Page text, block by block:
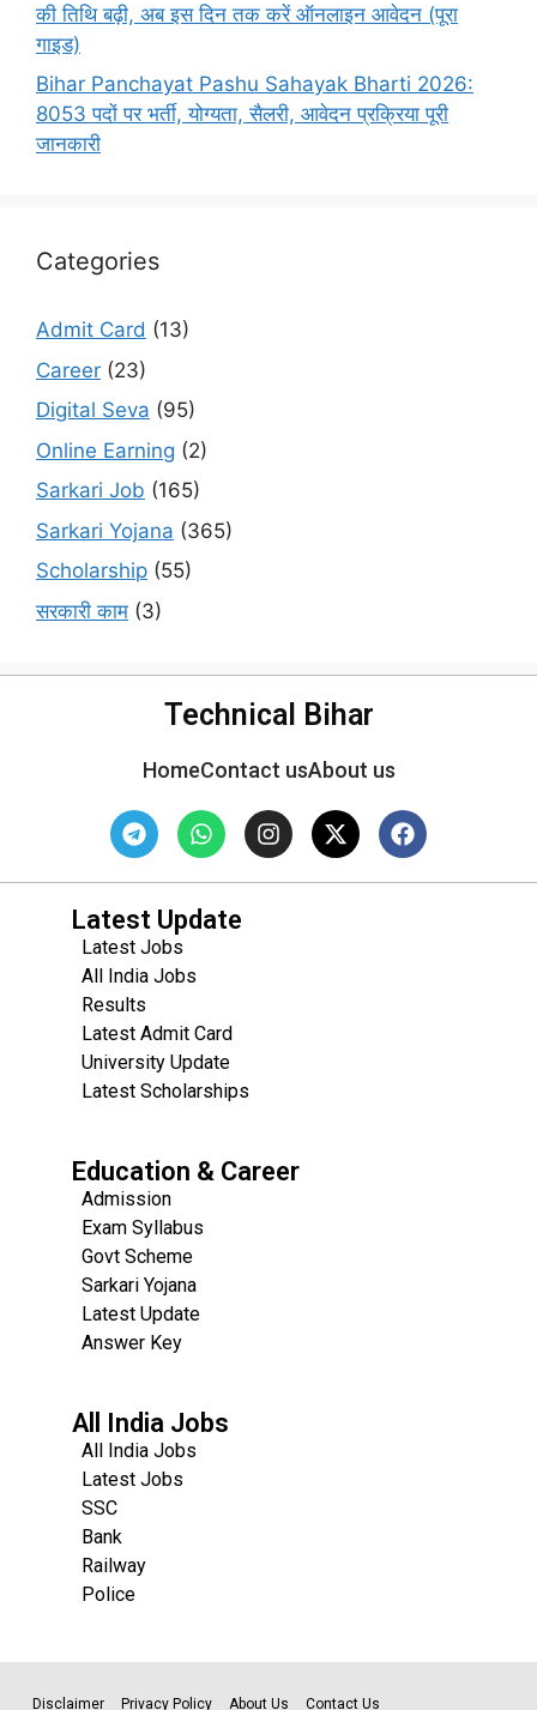
की तिथि बढ़ी, अब इस दिन तक करें ऑनलाइन आवेदन (पूरा
गाइड)
Bihar Panchayat Pashu Sahayak Bharti 2026:
8053 पदों पर भर्ती, योग्यता, सैलरी, आवेदन प्रक्रिया पूरी
जानकारी
Categories
Admit Card (13)
Career (23)
Digital Seva (95)
Online Earning (2)
Sarkari Job (165)
Sarkari Yojana (365)
Scholarship (55)
सरकारी काम (3)
Technical Bihar
HomeContact usAbout us
Latest Update
Latest Jobs
All India Jobs
Results
Latest Admit Card
University Update
Latest Scholarships
Education & Career
Admission
Exam Syllabus
Govt Scheme
Sarkari Yojana
Latest Update
Answer Key
All India Jobs
All India Jobs
Latest Jobs
SSC
Bank
Railway
Police
Disclaimer Privacy Policy About Us Contact Us